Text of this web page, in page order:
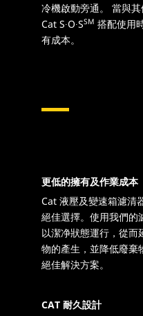
冷機啟動旁通。 當與
Cat S∙O∙SSM 搭配使用
有成本。
更低的擁有及作業成本
Cat 液壓及變速箱濾清
絕佳選擇。使用我們的
以潔净狀態運行，從而
物的產生，並降低廢棄
絕佳解決方案。
CAT 耐久設計